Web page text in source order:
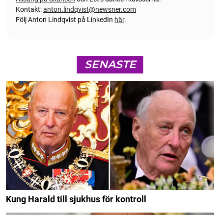
Kontakt:anton.lindqvist@newsner.com
Följ Anton Lindqvist på LinkedIn här.
SENASTE
Kung Harald till sjukhus för kontroll